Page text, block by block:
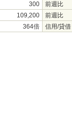
300
前週比
109,200
前週比
364倍 信用/貸借